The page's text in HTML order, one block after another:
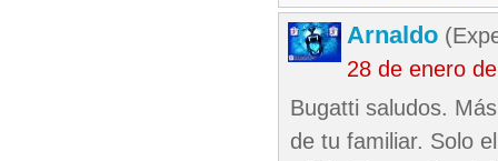
Arnaldo
28 de enero
Bugatti saludos.
de tu familiar. Solo